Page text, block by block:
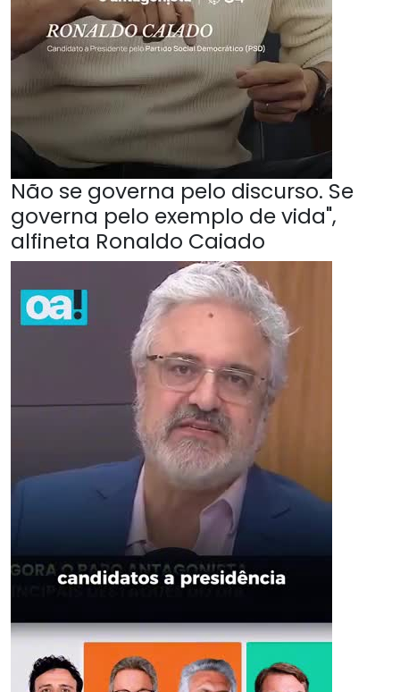
Não se governa pelo discurso. Se
governa pelo exemplo de vida",
alfineta Ronaldo Caiado